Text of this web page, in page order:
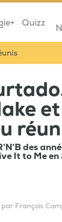
Quizz
des
It to Me
par François